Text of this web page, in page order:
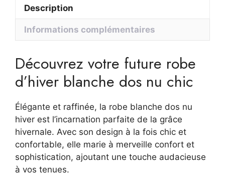
manches
longues
volants
féminins
Description
Informations complémentaires
Découvrez votre future robe
d’hiver blanche dos nu chic
Élégante et raffinée, la robe blanche dos nu
hiver est l’incarnation parfaite de la grâce
hivernale. Avec son design à la fois chic et
confortable, elle marie à merveille confort et
sophistication, ajoutant une touche audacieuse
à vos tenues.